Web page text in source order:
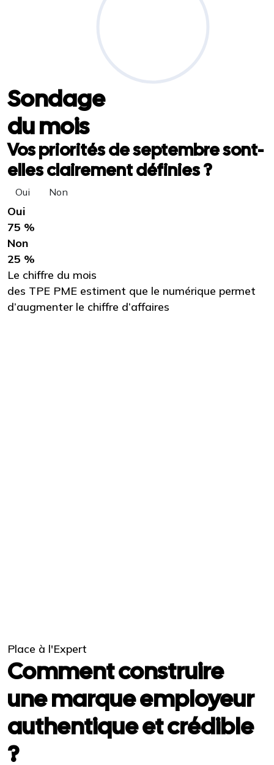
Sondage
du mois
Vos priorités de septembre sont-
elles clairement définies ?
Oui Non
Oui
75 %
Non
25 %
Le chiffre du mois
des TPE PME estiment que le numérique permet
d’augmenter le chiffre d’affaires
Place à l'Expert
Comment construire
une marque employeur
authentique et crédible
?